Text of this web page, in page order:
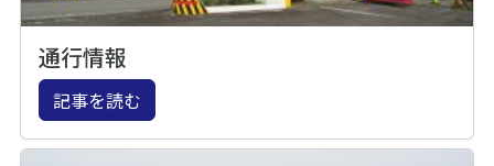
通行情報
記事を読む